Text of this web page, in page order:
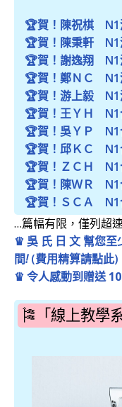
🏆賀！陳祝棋 N1
🏆賀！陳秉軒 N1
🏆賀！謝逸翔 N1
🏆賀！鄭ＮＣ N1
🏆賀！游上毅 N1
🏆賀！王ＹＨ N1
🏆賀！吳ＹＰ N1
🏆賀！邱ＫＣ N1
🏆賀！ＺＣＨ N1
🏆賀！陳ＷＲ N1
🏆賀！ＳＣＡ N1
…篇幅有限，僅列超
♛ 吳 氏 日 文 幫您至
間!(費用精算請點此)
♛ 令人感動到贈送
🎏「線上教學